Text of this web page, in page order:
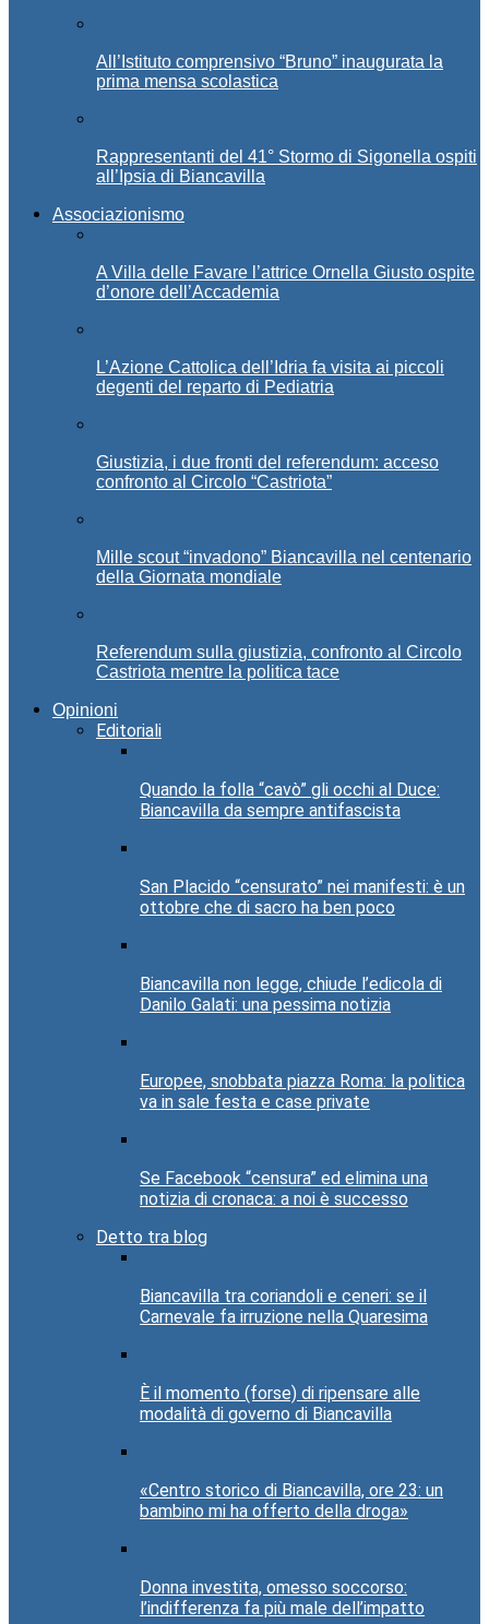
All’Istituto comprensivo “Bruno” inaugurata la
prima mensa scolastica
Rappresentanti del 41° Stormo di Sigonella ospiti
all’Ipsia di Biancavilla
Associazionismo
A Villa delle Favare l’attrice Ornella Giusto ospite
d’onore dell’Accademia
L’Azione Cattolica dell’Idria fa visita ai piccoli
degenti del reparto di Pediatria
Giustizia, i due fronti del referendum: acceso
confronto al Circolo “Castriota”
Mille scout “invadono” Biancavilla nel centenario
della Giornata mondiale
Referendum sulla giustizia, confronto al Circolo
Castriota mentre la politica tace
Opinioni
Editoriali
Quando la folla “cavò” gli occhi al Duce:
Biancavilla da sempre antifascista
San Placido “censurato” nei manifesti: è un
ottobre che di sacro ha ben poco
Biancavilla non legge, chiude l’edicola di
Danilo Galati: una pessima notizia
Europee, snobbata piazza Roma: la politica
va in sale festa e case private
Se Facebook “censura” ed elimina una
notizia di cronaca: a noi è successo
Detto tra blog
Biancavilla tra coriandoli e ceneri: se il
Carnevale fa irruzione nella Quaresima
È il momento (forse) di ripensare alle
modalità di governo di Biancavilla
«Centro storico di Biancavilla, ore 23: un
bambino mi ha offerto della droga»
Donna investita, omesso soccorso:
l’indifferenza fa più male dell’impatto